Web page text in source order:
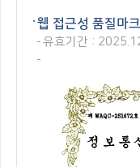
웹 접근성 품질마
유효기간 :